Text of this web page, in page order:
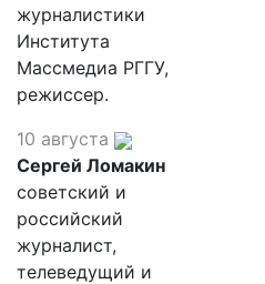
журналистики
Института
Массмедиа РГГУ,
режиссер.
10 августа
Сергей Ломакин
советский и
российский
журналист,
телеведущий и